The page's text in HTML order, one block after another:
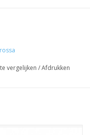
met een kabel van
vergelijken /Afdrukken